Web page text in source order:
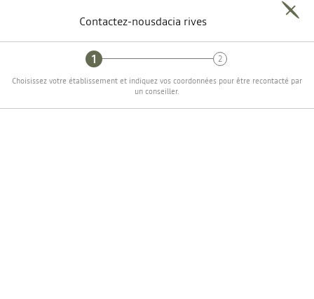
Contactez-nousdacia rives
Choisissez votre établissement et indiquez vos coordonnées pour être recontacté par
un conseiller.